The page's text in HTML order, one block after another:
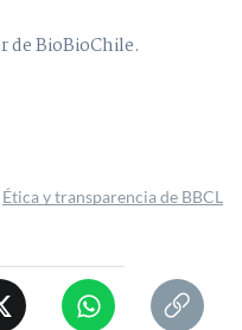
de BioBioChile.
Ética y transparencia de BBCL